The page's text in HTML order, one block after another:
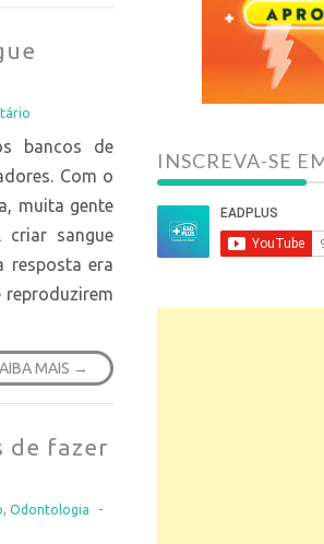
bancos de
Com o
muita gente
criar sangue
resposta era
reproduzirem
MAIS →
de fazer
, Odontologia
-
INSCREVA-SE